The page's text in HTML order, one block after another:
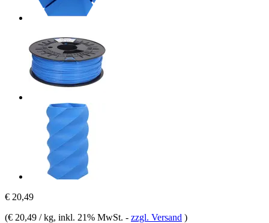
€ 20,49
(€ 20,49 / kg, inkl. 21% MwSt. - zzgl. Versand )